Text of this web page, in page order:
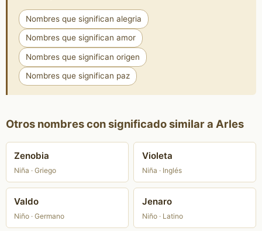
Nombres que significan alegria
Nombres que significan amor
Nombres que significan origen
Nombres que significan paz
Otros nombres con significado similar a Arles
Zenobia
Niña · Griego
Violeta
Niña · Inglés
Valdo
Niño · Germano
Jenaro
Niño · Latino